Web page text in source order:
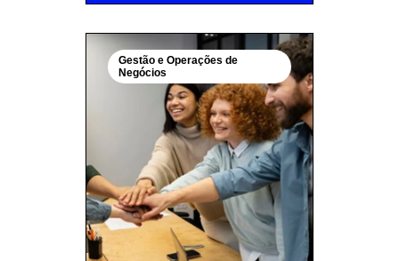
Gestão e Operações de
Negócios